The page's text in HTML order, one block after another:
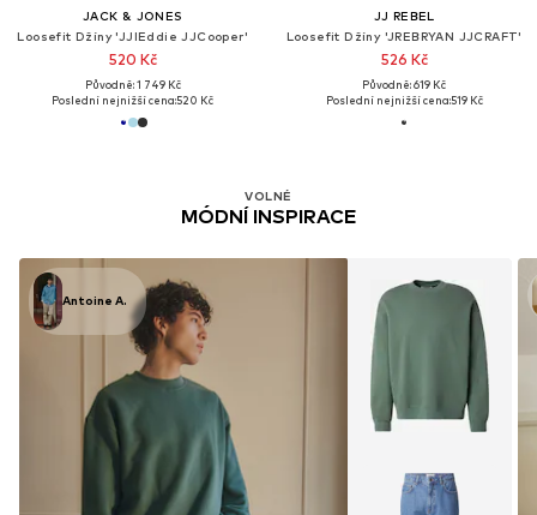
JACK & JONES
Loosefit Džíny 'JJIEddie JJCooper'
520 Kč
Původně: 1 749 Kč
Poslední nejnižší cena:520 Kč
JJ REBEL
Loosefit Džíny 'JREBRYAN JJCRAFT'
526 Kč
Původně: 619 Kč
Poslední nejnižší cena:519 Kč
VOLNÉ
MÓDNÍ INSPIRACE
Antoine A.